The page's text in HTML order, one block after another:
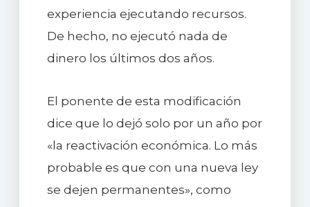
experiencia ejecutando recursos.
De hecho, no ejecutó nada de
dinero los últimos dos años.
El ponente de esta modificación
dice que lo dejó solo por un año por
«la reactivación económica. Lo más
probable es que con una nueva ley
se dejen permanentes», como